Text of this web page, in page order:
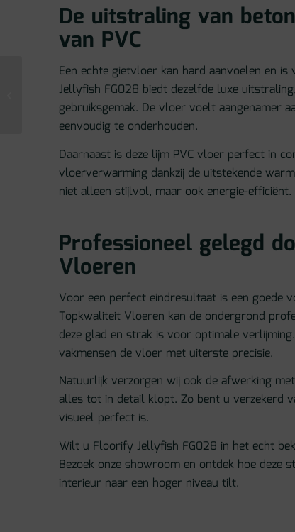
De uitstraling van
van PVC
Een echte gietvloer kan hard aanvoelen en
Jellyfish FG028 biedt dezelfde luxe
gebruiksgemak. De vloer voelt aangenamer
eenvoudig te onderhouden.
Daarnaast is deze lijm PVC vloer perfect in
vloerverwarming dankzij de uitstekende
niet alleen stijlvol, maar ook energie-efficiënt.
Professioneel gelegd
Vloeren
Voor een perfect eindresultaat is een goede
Topkwaliteit Vloeren kan de ondergrond
deze glad en strak is voor optimale
vakmensen de vloer met uiterste precisie.
Natuurlijk verzorgen wij ook de afwerking
alles tot in detail klopt. Zo bent u verzekerd
visueel perfect is.
Wilt u Floorify Jellyfish FG028 in het echt
Bezoek onze showroom en ontdek hoe deze
interieur naar een hoger niveau tilt.
matching muurplint
(50x12mm) 6 lengtes